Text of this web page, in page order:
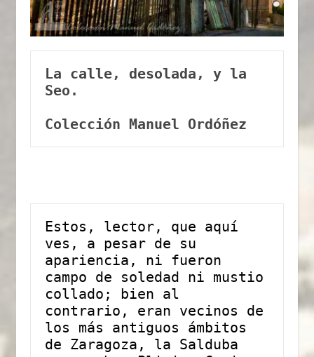
La calle, desolada, y la
Seo.
Colección Manuel Ordóñez
Estos, lector, que aquí
ves, a pesar de su
apariencia, ni fueron
campo de soledad ni mustio
collado; bien al
contrario, eran vecinos de
los más antiguos ámbitos
de Zaragoza, la Salduba